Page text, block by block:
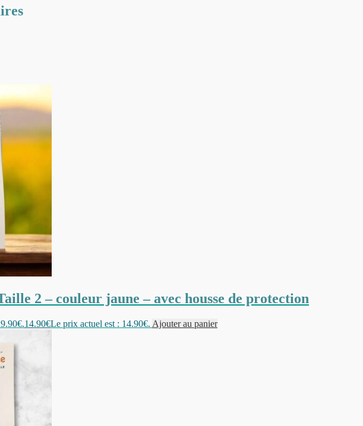
2 – couleur jaune – avec housse de protection
14.90€Le prix actuel est : 14.90€. Ajouter au panier